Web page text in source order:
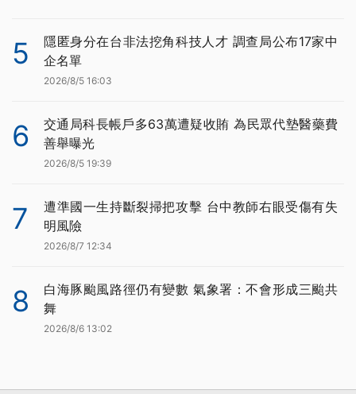
5
隱匿身分在台非法挖角科技人才 調查局公布17家中
企名單
2026/8/5 16:03
6
交通局科長帳戶多63萬遭疑收賄 為民眾代墊醫藥費
善舉曝光
2026/8/5 19:39
7
遭準國一生持斷裂掃把攻擊 台中教師右眼受傷有失
明風險
2026/8/7 12:34
8
白海豚颱風路徑仍有變數 氣象署：不會形成三颱共
舞
2026/8/6 13:02